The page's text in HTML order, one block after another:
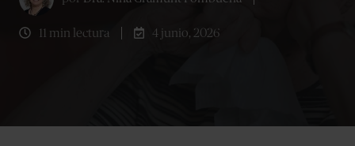
11 min lectura 4 junio, 2026